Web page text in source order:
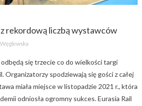
z rekordową liczbą wystawców
się trzecie co do wielkości targi
Organizatorzy spodziewają się gości z całej
miała miejsce w listopadzie 2021 r., która
odniosła ogromny sukces. Eurasia Rail